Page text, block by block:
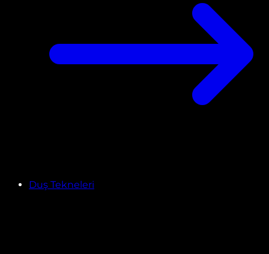
Duş Tekneleri